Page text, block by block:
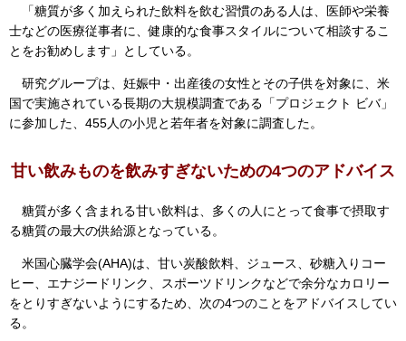
「糖質が多く加えられた飲料を飲む習慣のある人は、医師や栄養
士などの医療従事者に、健康的な食事スタイルについて相談するこ
とをお勧めします」としている。
研究グループは、妊娠中・出産後の女性とその子供を対象に、米
国で実施されている長期の大規模調査である「プロジェクト ビバ」
に参加した、455人の小児と若年者を対象に調査した。
甘い飲みものを飲みすぎないための4つのアドバイス
糖質が多く含まれる甘い飲料は、多くの人にとって食事で摂取す
る糖質の最大の供給源となっている。
米国心臓学会(AHA)は、甘い炭酸飲料、ジュース、砂糖入りコー
ヒー、エナジードリンク、スポーツドリンクなどで余分なカロリー
をとりすぎないようにするため、次の4つのことをアドバイスしてい
る。